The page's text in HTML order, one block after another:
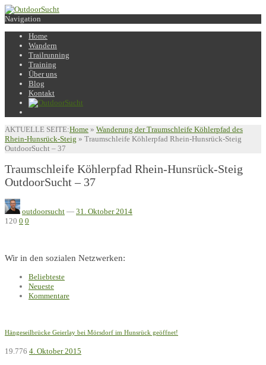
Navigation
Home
Wandern
Trailrunning
Training
Über uns
Blog
Kontakt
AKTUELLE SEITE:Home » Wanderung der Traumschleife Köhlerpfad des
Rhein-Hunsrück-Steig » Traumschleife Köhlerpfad Rhein-Hunsrück-Steig
OutdoorSucht – 37
Traumschleife Köhlerpfad Rhein-Hunsrück-Steig
OutdoorSucht – 37
outdoorsucht — 31. Oktober 2014
120 0 0
Wir in den sozialen Netzwerken:
Beliebteste
Neueste
Kommentare
Hängeseilbrücke Geierlay bei Mörsdorf im Hunsrück geöffnet!
19.776 4. Oktober 2015